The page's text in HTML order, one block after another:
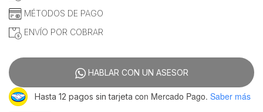
MÉTODOS DE PAGO
ENVÍO POR COBRAR
HABLAR CON UN ASESOR
Hasta 12 pagos sin tarjeta con Mercado Pago. Saber más